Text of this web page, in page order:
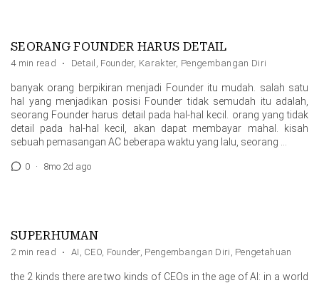
SEORANG FOUNDER HARUS DETAIL
4 min read · Detail , Founder, Karakter, Pengembangan Diri
banyak orang berpikiran menjadi Founder itu mudah. salah satu
hal yang menjadikan posisi Founder tidak semudah itu adalah,
seorang Founder harus detail pada hal-hal kecil. orang yang tidak
detail pada hal-hal kecil, akan dapat membayar mahal. kisah
sebuah pemasangan AC beberapa waktu yang lalu, seorang …
0 · 8mo 2d ago
SUPERHUMAN
2 min read · AI , CEO, Founder, Pengembangan Diri , Pengetahuan
the 2 kinds there are two kinds of CEOs in the age of AI: in a world